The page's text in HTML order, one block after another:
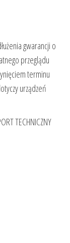
gwarancji o
przeglądu
terminu
urządzeń
TECHNICZNY